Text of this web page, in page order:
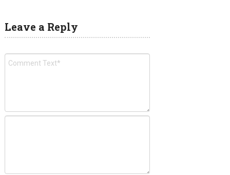
Leave a Reply